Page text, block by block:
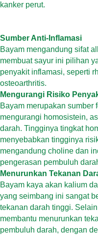
kanker perut.
Sumber Anti-Inflamasi
Bayam mengandung sifat
membuat sayur ini pilihan
penyakit inflamasi, seperti
osteoarthritis.
Mengurangi Risiko
Bayam merupakan sumber
mengurangi homosistein,
darah. Tingginya tingkat
menyebabkan tingginya
mengandung choline dan
pengerasan pembuluh
Menurunkan Tekanan
Bayam kaya akan kalium
yang seimbang ini sangat
tekanan darah tinggi.
membantu menurunkan
pembuluh darah, dengan